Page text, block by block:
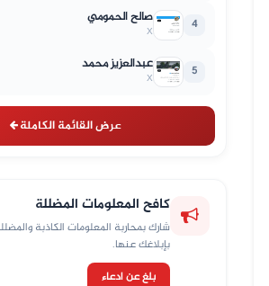
4 صالح الحمومي
X
5 عبدالعزيز محمد
X
عرض القائمة الكاملة
كافح المعلومات المضللة
شارك بمحاربة المعلومات الكاذبة
بإبلاغك عنها.
بلغ عن ادعاء